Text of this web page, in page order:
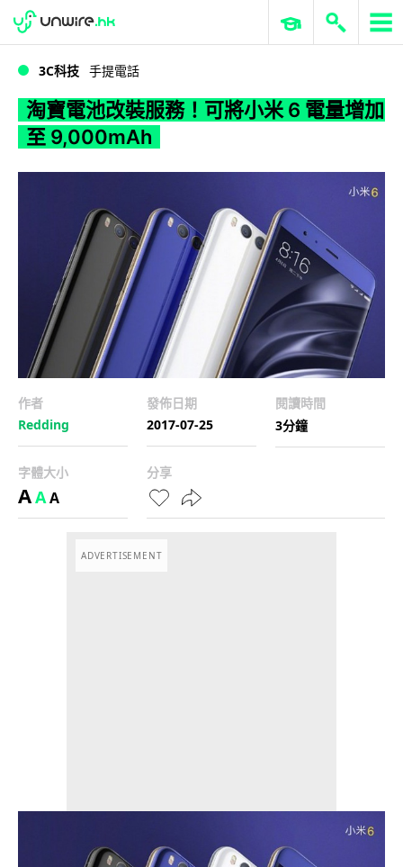
WWDC 2026 ERP 與商業 AI
3C科技 手提電話
淘寶電池改裝服務！可將小米 6 電量增加
至 9,000mAh
作者
Redding
發佈日期
2017-07-25
閱讀時間
3分鐘
字體大小
AAA
分享
ADVERTISEMENT